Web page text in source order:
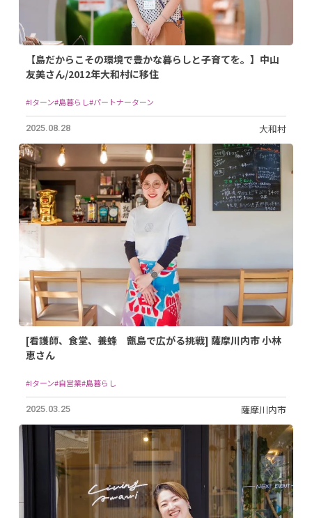
【島だからこその環境で豊かな暮らしと子育てを。】中山
友美さん/2012年大和村に移住
#Iターン#島暮らし#パートナーターン
2025.08.28 大和村
[看護師、食堂、養蜂 甑島で広がる挑戦] 薩摩川内市 小林
恵さん
#Iターン#自営業#島暮らし
2025.03.25 薩摩川内市